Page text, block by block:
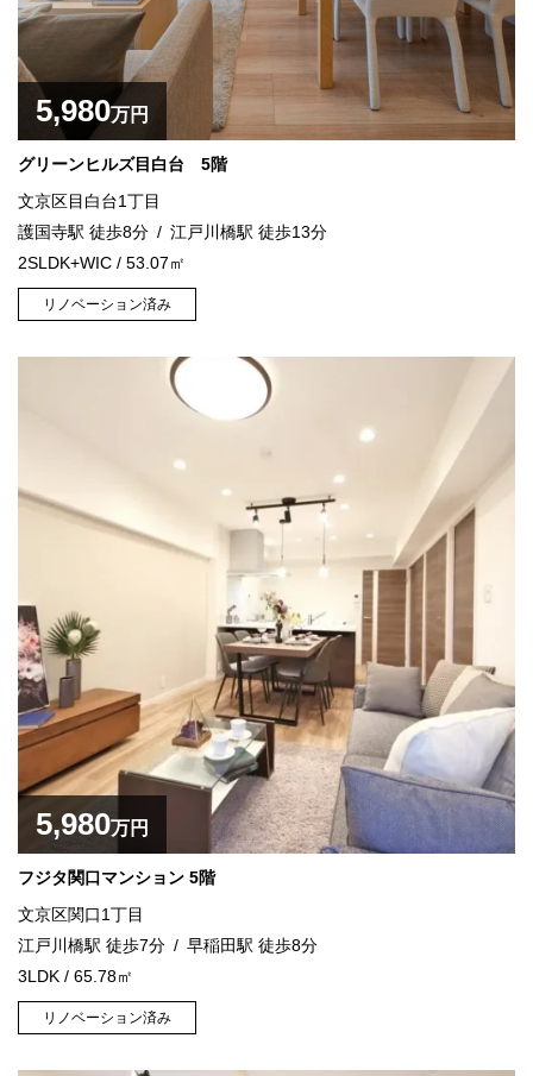
5,980万円
グリーンヒルズ目白台 5階
文京区目白台1丁目
護国寺駅 徒歩8分
江戸川橋駅 徒歩13分
2SLDK+WIC / 53.07㎡
リノベーション済み
5,980万円
フジタ関口マンション 5階
文京区関口1丁目
江戸川橋駅 徒歩7分
早稲田駅 徒歩8分
3LDK / 65.78㎡
リノベーション済み